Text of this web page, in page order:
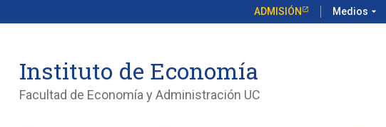
ADMISIÓN Medios arrow_drop_down
Instituto de Economía
Facultad de Economía y Administración UC